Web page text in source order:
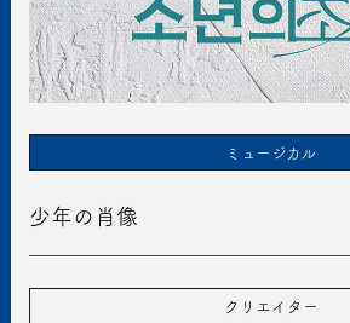
ミュージカル
少年の肖像
クリエイター